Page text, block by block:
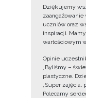
Dziękujemy
uczniów oraz
inspiracji.
wartościowym
Opinie
„Byliśmy –
plastyczne.
„Super zajęcia,
Polecamy